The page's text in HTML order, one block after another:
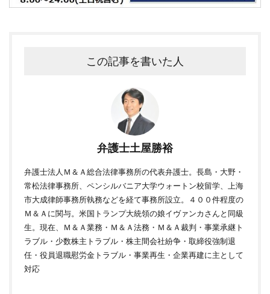
この記事を書いた人
弁護士土屋勝裕
弁護士法人Ｍ＆Ａ総合法律事務所の代表弁護士。長島・大野・
常松法律事務所、ペンシルバニア大学ウォートン校留学、上海
市大成律師事務所執務などを経て事務所設立。４００件程度の
Ｍ＆Ａに関与。米国トランプ大統領の娘イヴァンカさんと同級
生。現在、Ｍ＆Ａ業務・Ｍ＆Ａ法務・Ｍ＆Ａ裁判・事業承継ト
ラブル・少数株主トラブル・株主間会社紛争・取締役強制退
任・役員退職慰労金トラブル・事業再生・企業再建に主として
対応